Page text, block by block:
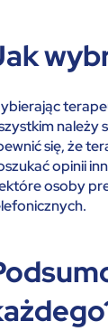
należy
się, że
opinii
osoby